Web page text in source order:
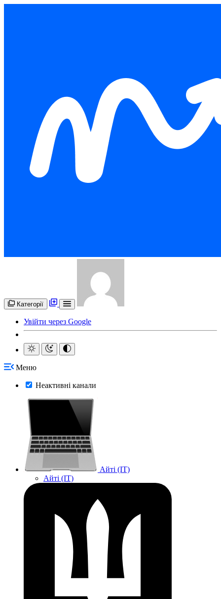
Категорії
Увійти через Google
Меню
Неактивні канали
Айті (IT)
Айті (IT)